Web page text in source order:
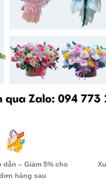
dẫn – Giảm 5% cho
hàng sau